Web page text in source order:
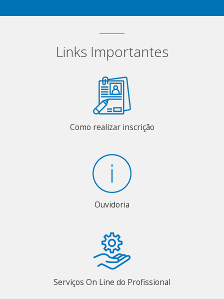
Links Importantes
Como realizar inscrição
Ouvidoria
Serviços On Line do Profissional